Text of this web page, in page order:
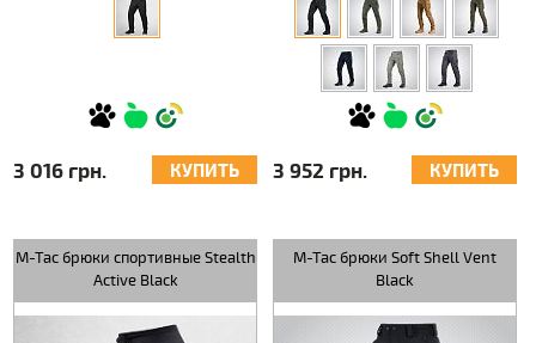
3 016 грн. КУПИТЬ 3 952 грн. КУПИТЬ
M-Tac брюки спортивные Stealth
Active Black
M-Tac брюки Soft Shell Vent
Black